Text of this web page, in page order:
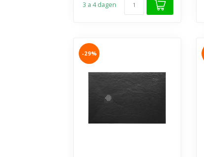
3 a 4 dagen
-29%